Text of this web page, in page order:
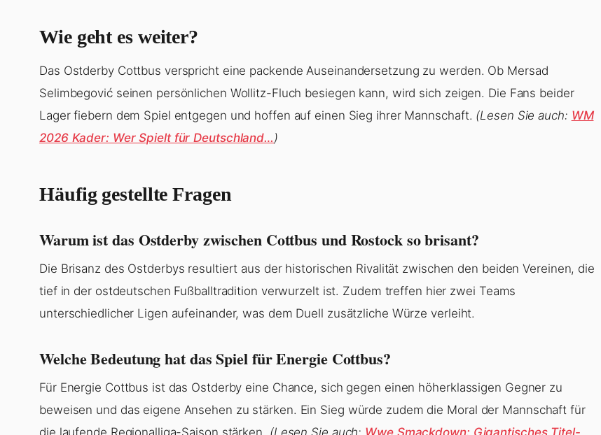
Wie geht es weiter?
Das Ostderby Cottbus verspricht eine packende Auseinandersetzung zu werden. Ob Mersad
Selimbegović seinen persönlichen Wollitz-Fluch besiegen kann, wird sich zeigen. Die Fans beider
Lager fiebern dem Spiel entgegen und hoffen auf einen Sieg ihrer Mannschaft. (Lesen Sie auch: WM
2026 Kader: Wer Spielt für Deutschland… )
Häufig gestellte Fragen
Warum ist das Ostderby zwischen Cottbus und Rostock so brisant?
Die Brisanz des Ostderbys resultiert aus der historischen Rivalität zwischen den beiden Vereinen, die
tief in der ostdeutschen Fußballtradition verwurzelt ist. Zudem treffen hier zwei Teams
unterschiedlicher Ligen aufeinander, was dem Duell zusätzliche Würze verleiht.
Welche Bedeutung hat das Spiel für Energie Cottbus?
Für Energie Cottbus ist das Ostderby eine Chance, sich gegen einen höherklassigen Gegner zu
beweisen und das eigene Ansehen zu stärken. Ein Sieg würde zudem die Moral der Mannschaft für
die laufende Regionalliga-Saison stärken. (Lesen Sie auch: Wwe Smackdown: Gigantisches Titel-